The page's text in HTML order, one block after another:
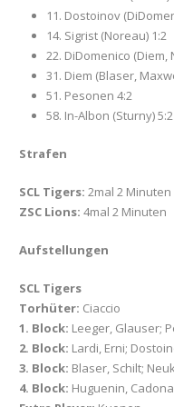
11. Dostoinov
14. Sigrist (Noreau) 1:2
22. DiDomenico (Diem,
31. Diem (Blaser,
51. Pesonen 4:2
58. In-Albon (Sturny) 5:2
Strafen
SCL Tigers: 2mal 2 Minuten
ZSC Lions: 4mal 2 Minuten
Aufstellungen
SCL Tigers
Torhüter: Ciaccio
1. Block: Leeger, Glauser;
2. Block: Lardi, Erni;
3. Block: Blaser, Schilt;
4. Block: Huguenin,